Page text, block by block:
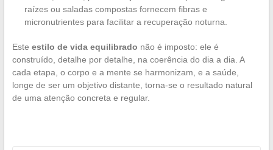
raízes ou saladas compostas fornecem fibras e
micronutrientes para facilitar a recuperação noturna.
Este estilo de vida equilibrado não é imposto: ele é
construído, detalhe por detalhe, na coerência do dia a dia. A
cada etapa, o corpo e a mente se harmonizam, e a saúde,
longe de ser um objetivo distante, torna-se o resultado natural
de uma atenção concreta e regular.